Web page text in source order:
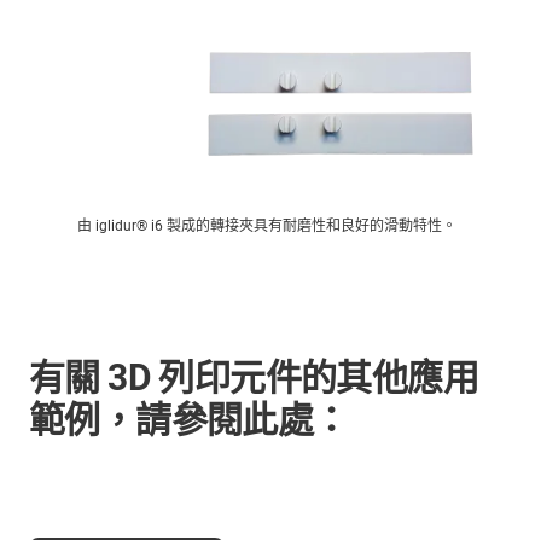
由 iglidur® i6 製成的轉接夾具有耐磨性和良好的滑動特性。
有關 3D 列印元件的其他應用
範例，請參閱此處：